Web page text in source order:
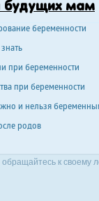
будущих мам
беременности
при беременности
при беременности
и нельзя
родов
к своему